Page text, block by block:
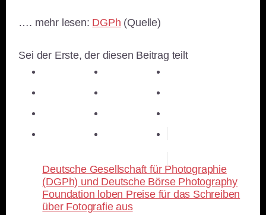
…. mehr lesen: DGPh (Quelle)
Sei der Erste, der diesen Beitrag teilt
Deutsche Gesellschaft für Photographie
(DGPh) und Deutsche Börse Photography
Foundation loben Preise für das Schreiben
über Fotografie aus